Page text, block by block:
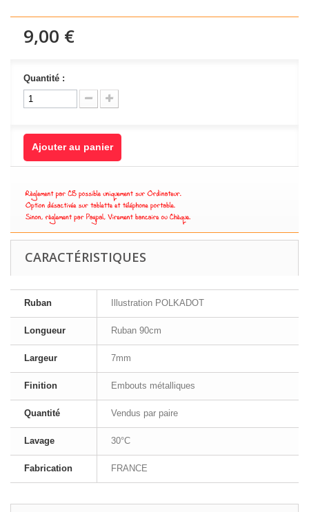
9,00 €
Quantité :
Ajouter au panier
CARACTÉRISTIQUES
Ruban Illustration POLKADOT
Longueur Ruban 90cm
Largeur 7mm
Finition Embouts métalliques
Quantité Vendus par paire
Lavage 30°C
Fabrication FRANCE